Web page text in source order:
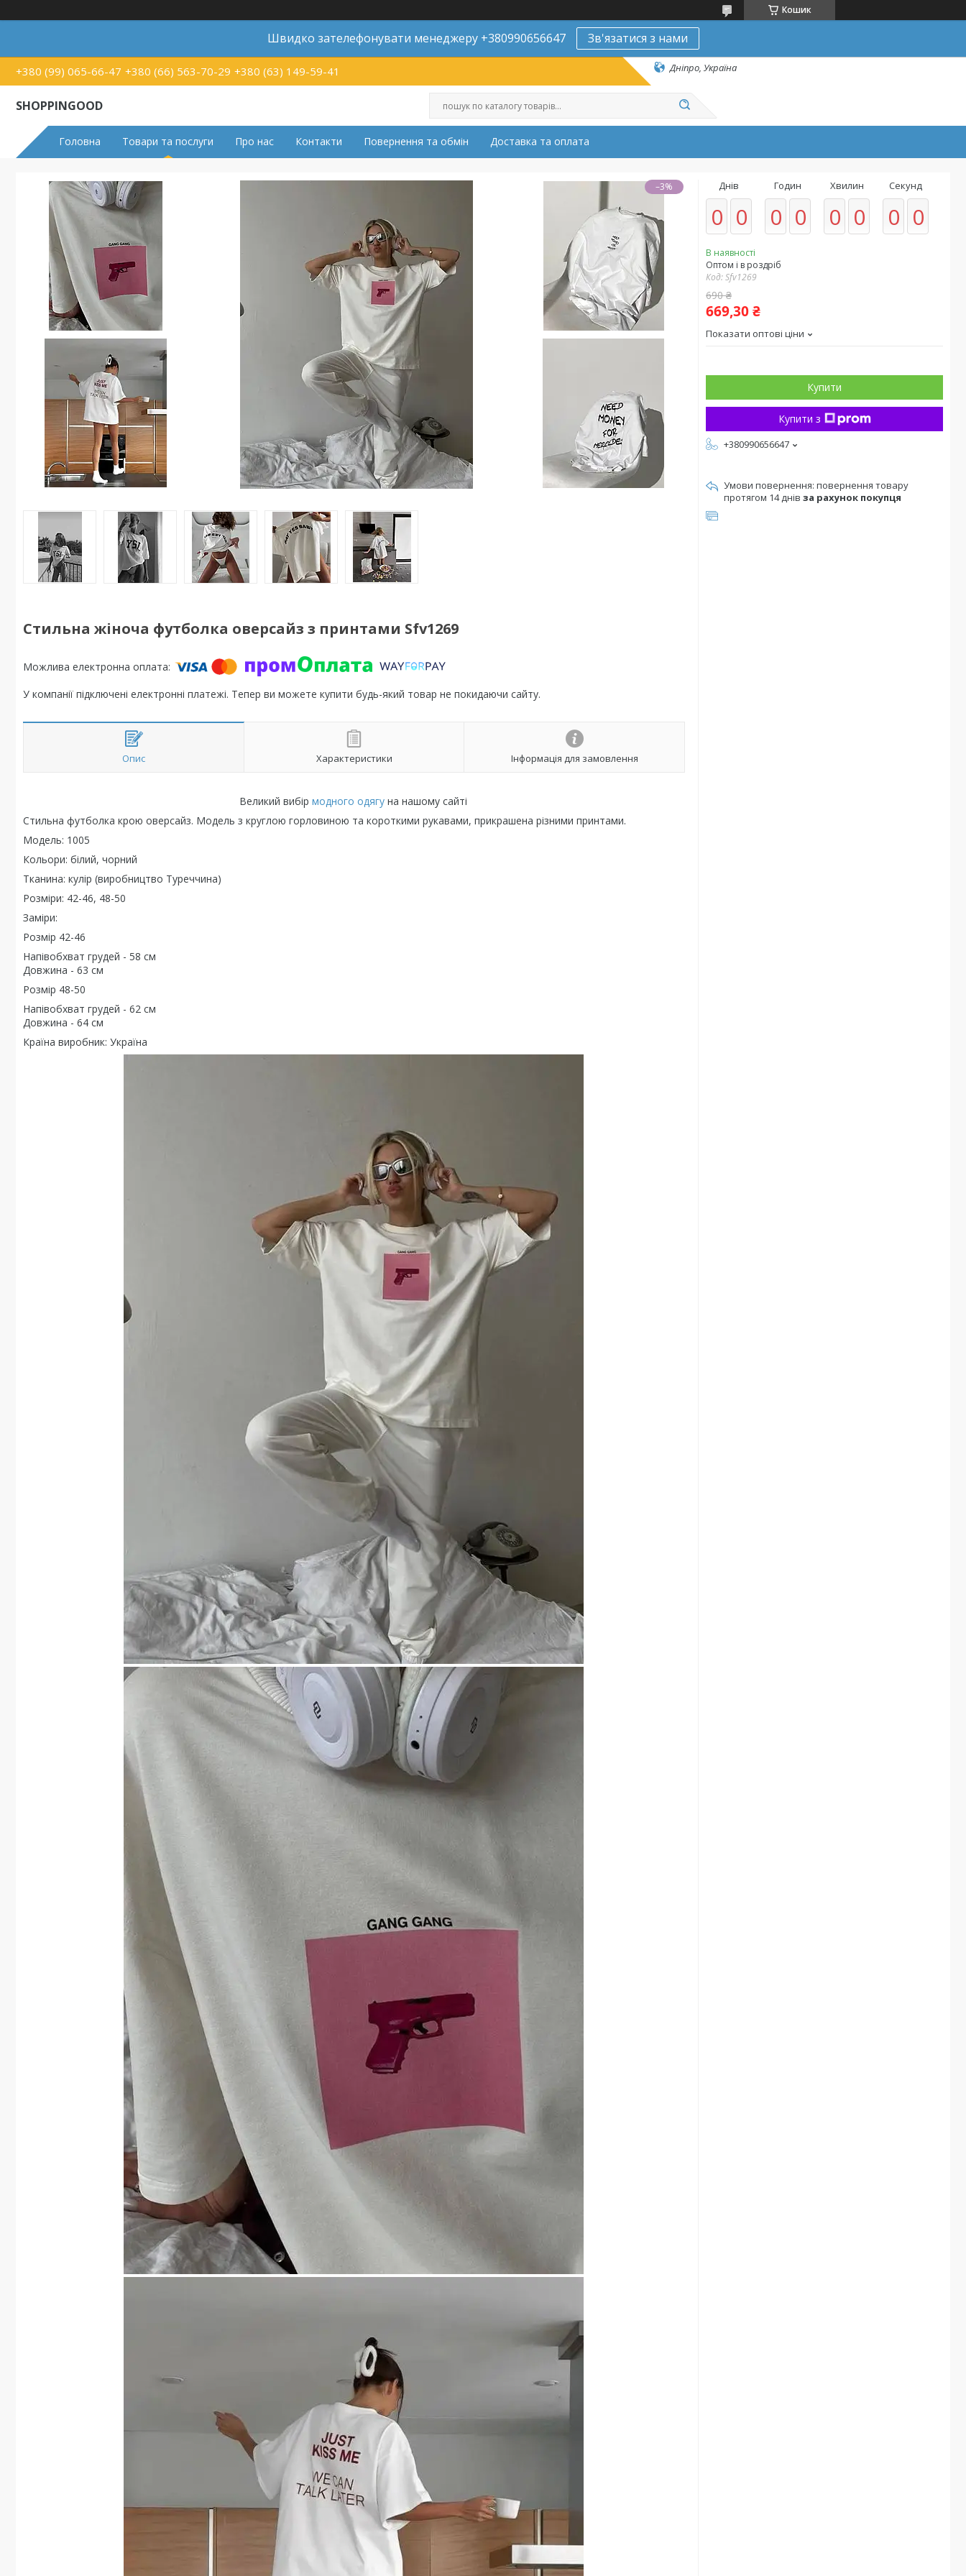
Кошик
Швидко зателефонувати менеджеру +380990656647 Зв'язатися з нами
+380 (99) 065-66-47 +380 (66) 563-70-29 +380 (63) 149-59-41 Дніпро, Україна
SHOPPINGOOD
Головна Товари та послуги Про нас Контакти Повернення та обмін Доставка та оплата
–3%
Стильна жіноча футболка оверсайз з принтами Sfv1269
У компанії підключені електронні платежі. Тепер ви можете купити будь-який товар не покидаючи сайту.
Опис Характеристики Інформація для замовлення
Великий вибір модного одягу на нашому сайті
Стильна футболка крою оверсайз. Модель з круглою горловиною та короткими рукавами, прикрашена різними принтами.
Модель: 1005
Кольори: білий, чорний
Тканина: кулір (виробництво Туреччина)
Розміри: 42-46, 48-50
Заміри:
Розмір 42-46
Напівобхват грудей - 58 см
Довжина - 63 см
Розмір 48-50
Напівобхват грудей - 62 см
Довжина - 64 см
Країна виробник: Україна
Днів
0 0
Годин
0 0
Хвилин
0 0
Секунд
0 0
В наявності
Оптом і в роздріб
Код:Sfv1269
690 ₴
669,30 ₴
Показати оптові ціни
Купити
Купити з
+380990656647
повернення товару
протягом 14 днів за рахунок покупця